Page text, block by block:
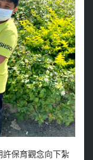
保育觀念向下紮